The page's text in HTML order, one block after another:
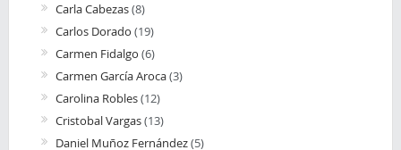
Carla Cabezas(8)
Carlos Dorado (19)
Carmen Fidalgo (6)
Carmen García Aroca(3)
Carolina Robles(12)
Cristobal Vargas(13)
Daniel Muñoz Fernández(5)